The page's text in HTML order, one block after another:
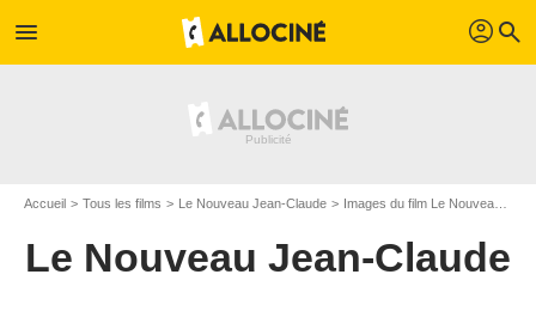
menu profil search
Accueil Tous les films Le Nouveau Jean-Claude Images du film Le Nouveau Jean-Claude
Le Nouveau Jean-Claude